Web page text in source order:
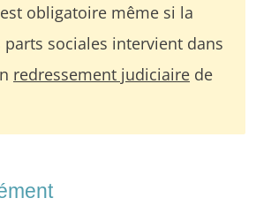
est obligatoire même si la
parts sociales intervient dans
redressement judiciaire de